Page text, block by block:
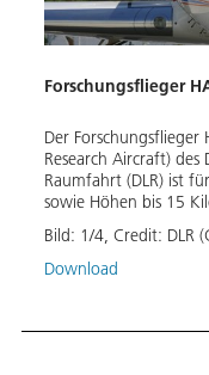
Forschungsflieger
Der
Research Aircraft)
Raumfahrt (DLR) ist
sowie Höhen bis 15
Bild: 1/4, Credit: DLR
Download